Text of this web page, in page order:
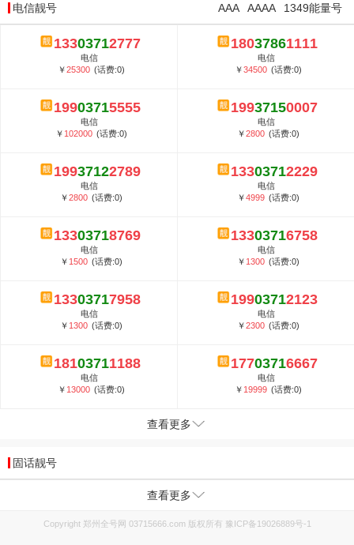
电信靓号 1349能量号
AAAA
AAA
13303712777
电信
￥25300 (话费:0)
18037861111
电信
￥34500 (话费:0)
19903715555
电信
￥ 102000 (话费:0)
19937150007
电信
￥2800 (话费:0)
19937122789
电信
￥2800 (话费:0)
13303712229
电信
￥4999 (话费:0)
13303718769
电信
￥ 1500 (话费:0)
13303716758
电信
￥ 1300 (话费:0)
13303717958
电信
￥ 1300 (话费:0)
19903712123
电信
￥2300 (话费:0)
18103711188
电信
￥ 13000 (话费:0)
17703716667
电信
￥ 19999 (话费:0)
查看更多
固话靓号
查看更多
Copyright 郑州全号网 03715666.com 版权所有 豫ICP备19026889号-1